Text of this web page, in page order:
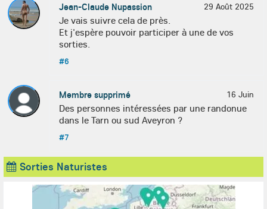
Jean-Claude Nupassion 29 Août 2025
Je vais suivre cela de près.
Et j'espère pouvoir participer à une de vos
sorties.
#6
Membre supprimé 16 Juin
Des personnes intéressées par une randonue
dans le Tarn ou sud Aveyron ?
#7
Sorties Naturistes